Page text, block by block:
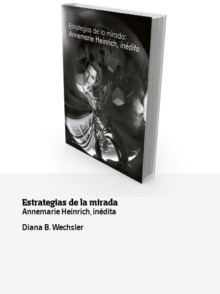
Estrategias de la mirada
Annemarie Heinrich, inédita
Diana B. Wechsler